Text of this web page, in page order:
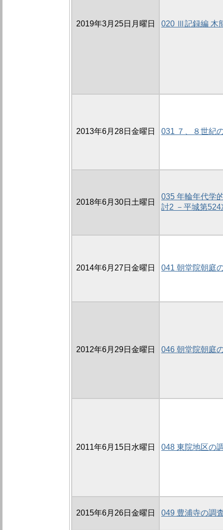
2019年3月25日月曜日 020 Ⅲ記録編 木
2013年6月28日金曜日 031 ７、８世紀
2018年6月30日土曜日
035 年輪年代学
討2 －平城第
2014年6月27日金曜日 041 朝堂院朝庭
2012年6月29日金曜日 046 朝堂院朝庭
2011年6月15日水曜日 048 東院地区の
2015年6月26日金曜日 049 豊浦寺の調